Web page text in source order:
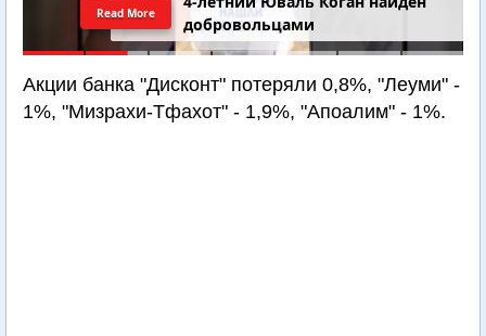
добровольцами
Read More
Акции банка "Дисконт" потеряли 0,8%, "Леуми" -
1%, "Мизрахи-Тфахот" - 1,9%, "Апоалим" - 1%.